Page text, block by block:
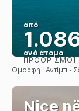
από
ανά άτομο
ΠΡΟΟΡΙΣΜΟΊ
Ομορφη · Αντίμπ ·
Nice